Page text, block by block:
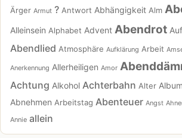
Ärger Armut ? Antwort Abhängigkeit Alm
Alleinsein Alphabet Advent Abendrot
Abendlied Atmosphäre Aufklärung Arbeit
Anerkennung Allerheiligen Amor
Achtung Alkohol Achterbahn Alter Album
Abnehmen Arbeitstag Abenteuer Angst
Annie allein